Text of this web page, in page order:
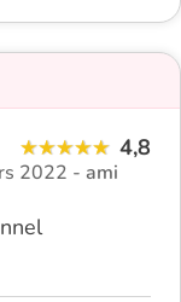
4,8
2022 - ami